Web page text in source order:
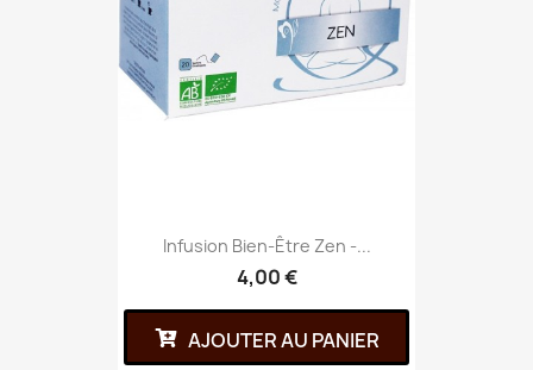
Infusion Bien-Être Zen -...
4,00 €
AJOUTER AU PANIER